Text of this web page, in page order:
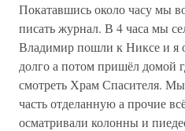
Покатавшись около часу мы
писать журнал. В 4 часа мы
Владимир пошли к Никсе и я
долго а потом пришёл домой
смотреть Храм Спасителя.
часть отделанную а прочие
осматривали колонны и